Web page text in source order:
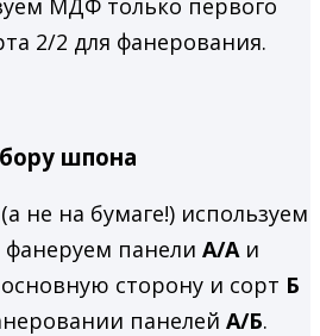
МДФ только первого
2/2 для фанерования.
шпона
не на бумаге!) используем
панели А/Аи
сторону и сорт Б
панелей А/Б.